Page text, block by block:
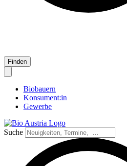
Biobauern
Konsument:in
Gewerbe
Suche